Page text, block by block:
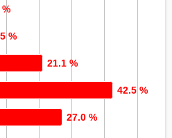
%
21.1 %
42.5 %
27.0 %